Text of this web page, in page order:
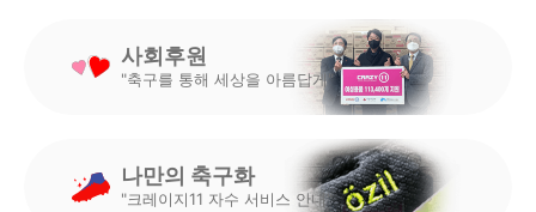
사회후원
"축구를 통해 세상을 아름답게"
나만의 축구화
"크레이지11 자수 서비스 안내"